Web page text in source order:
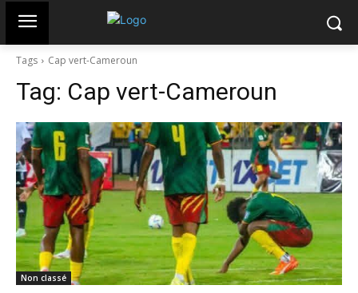
Tags Cap vert-Cameroun
Tag: Cap vert-Cameroun
Non classé